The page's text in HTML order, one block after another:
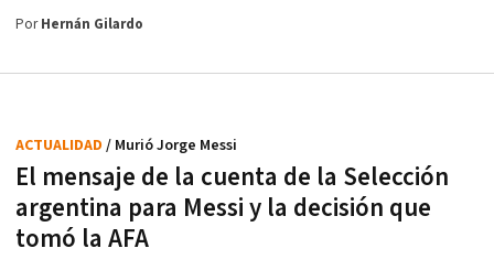
PorHernán Gilardo
El mensaje de la cuenta de la Selección
argentina para Messi y la decisión que
tomó la AFA
ACTUALIDAD / Murió Jorge Messi